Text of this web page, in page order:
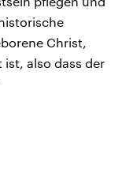
Christ,
also dass der